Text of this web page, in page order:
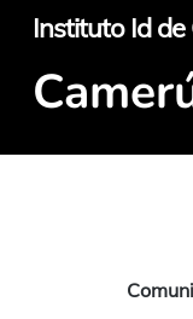
Skip
main
Instituto Id